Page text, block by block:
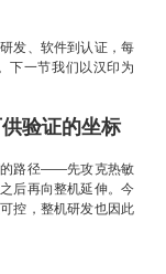
发、软件到认证，每
下一节我们以汉印为
验证的坐标
的路径——先攻克热敏
后再向整机延伸。今
控，整机研发也因此